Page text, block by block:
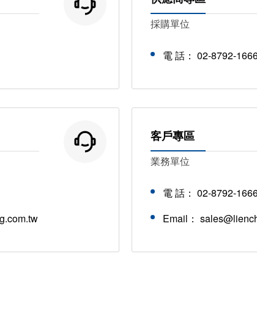
採購單位
電 話： 02-8792-
客戶專區
業務單位
電 話： 02-8792-
Email：